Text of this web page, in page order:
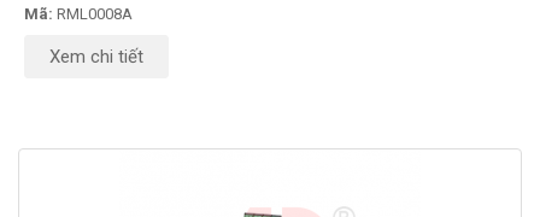
Mã: RML0008A
Xem chi tiết